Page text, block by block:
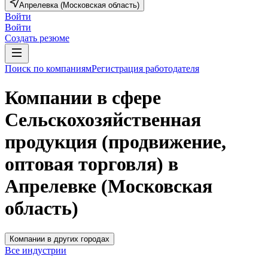
Апрелевка (Московская область)
Войти
Войти
Создать резюме
Поиск по компаниямРегистрация работодателя
Компании в сфере
Сельскохозяйственная
продукция (продвижение,
оптовая торговля) в
Апрелевке (Московская
область)
Компании в других городах
Все индустрии